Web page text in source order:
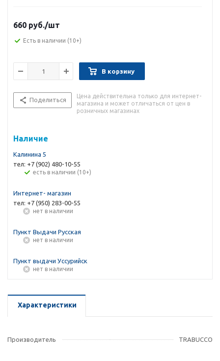
660 руб./шт
Есть в наличии (10+)
В корзину
Поделиться
Цена действительна только для интернет-
магазина и может отличаться от цен в
розничных магазинах
Наличие
Калинина 5
тел: +7 (902) 480-10-55
Есть в наличии (10+)
Интернет- магазин
тел: +7 (950) 283-00-55
Нет в наличии
Пункт Выдачи Русская
Нет в наличии
Пункт выдачи Уссурийск
Нет в наличии
Характеристики
Производитель TRABUCCO